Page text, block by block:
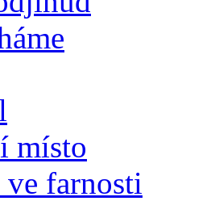
místo
farnosti